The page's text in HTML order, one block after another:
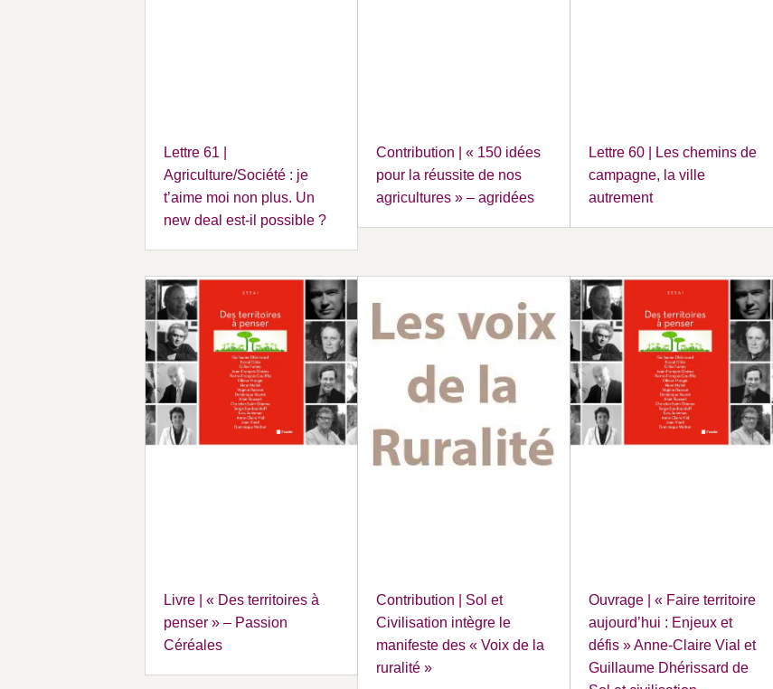
Lettre 61 |
Agriculture/Société : je
t’aime moi non plus. Un
new deal est-il possible ?
Contribution | « 150 idées
pour la réussite de nos
agricultures » – agridées
Lettre 60 | Les chemins de
campagne, la ville
autrement
Livre | « Des territoires à
penser » – Passion
Céréales
Contribution | Sol et
Civilisation intègre le
manifeste des « Voix de la
ruralité »
Ouvrage | « Faire territoire
aujourd’hui : Enjeux et
défis » Anne-Claire Vial et
Guillaume Dhérissard de